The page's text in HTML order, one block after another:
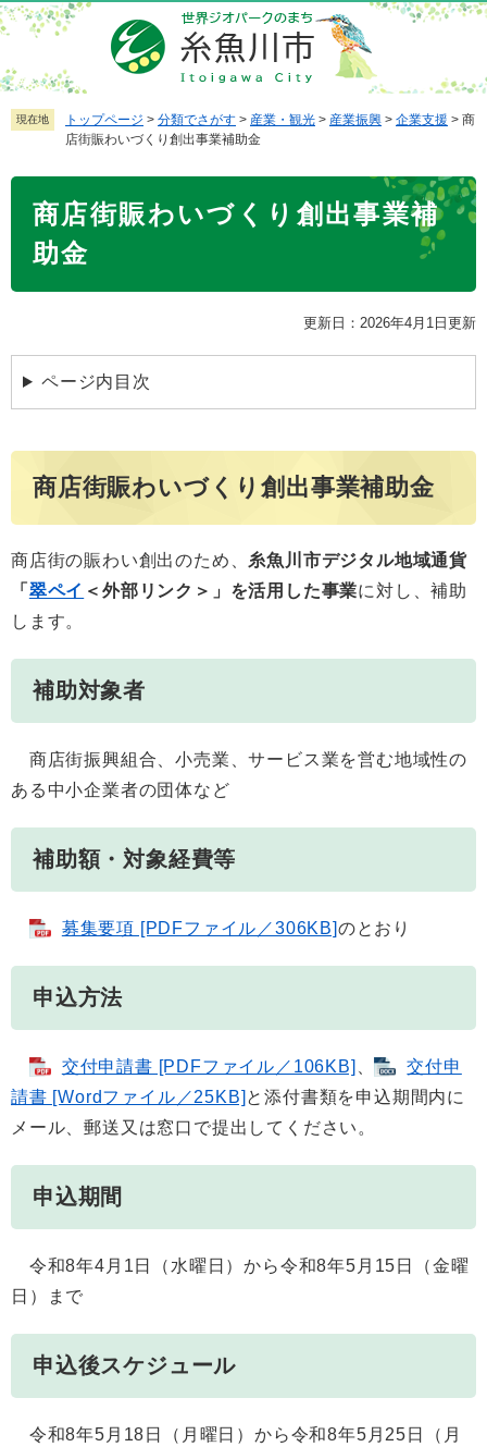
ペ
ー
ジ
の
先
メ
ニ
ュ
ー
を現在地 トップページ > 分類でさがす > 産業・観光 > 産業振興 > 企業支援 > 商
店街賑わいづくり創出事業補助金
商店街賑わいづくり創出事業補
助金
更新日：2026年4月1日更新
ページ内目次
商店街賑わいづくり創出事業補助金
商店街の賑わい創出のため、 糸魚川市デジタル地域通貨
「 翠ペイ ＜外部リンク＞ 」を活用した事業に対し、補助
します。
補助対象者
商店街振興組合、小売業、サービス業を営む地域性の
ある中小企業者の団体など
補助額・対象経費等
募集要項 [PDFファイル／306KB]のとおり
申込方法
交付申請書 [PDFファイル／106KB] 、
交付申
請書 [Wordファイル／25KB] と添付書類を申込期間内に
メール、郵送又は窓口で提出してください。
申込期間
令和8年4月1日（水曜日）から令和8年5月15日（金曜
日）まで
申込後スケジュール
令和8年5月18日（月曜日）から令和8年5月25日（月